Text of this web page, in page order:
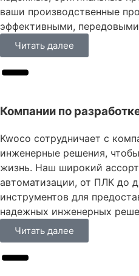
ваши производственные
эффективными,
Читать далее
Компании по
Kwoco сотрудничает с
инженерные решения,
жизнь. Наш широкий
автоматизации, от ПЛК до
инструментов для
надежных инженерных
Читать далее